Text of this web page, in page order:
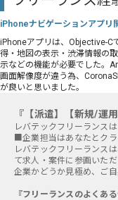
iPhoneナビゲーションアプリ
iPhoneアプリは、Objective-C
得・地図の表示・渋滞情報の
示などの機能が必要でした。
画面解像度が違う為、
が良いと思いました。
『【派遣】【新規/運
■企業担当はあなたとク
レバテックフリーランス
て求人・案件に参画いた
企業かどうか見極め、ご
『フリーランスのよくある